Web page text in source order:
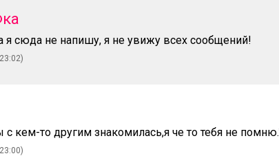
я сюда не напишу, я не увижу всех сообщений!
кем-то другим знакомилась,я че то тебя не помню.